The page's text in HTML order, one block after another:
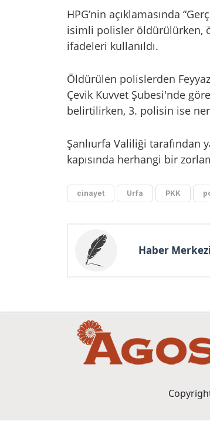
HPG’nin açıklamasında
isimli polisler öldürülürken,
ifadeleri kullanıldı.
Öldürülen polislerden
Çevik Kuvvet Şubesi'nde
belirtilirken, 3. polisin ise
Şanlıurfa Valiliği tarafından
kapısında herhangi bir
cinayet Urfa PKK
Haber Merkezi